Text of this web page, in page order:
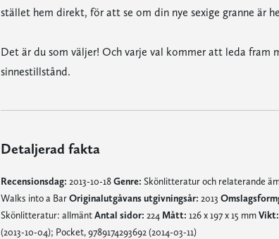
stället hem direkt, för att se om din nye sexige granne är
Det är du som väljer! Och varje val kommer att leda
sinnestillstånd.
Detaljerad fakta
Recensionsdag: 2013-10-18Genre: Skönlitteratur och relaterande
Walks into a BarOriginalutgåvans utgivningsår: 2013
Skönlitteratur: allmäntAntal sidor: 224 Mått: 126 x 197 x 15 mmVikt:
(2013-10-04); Pocket, 9789174293692 (2014-03-11)